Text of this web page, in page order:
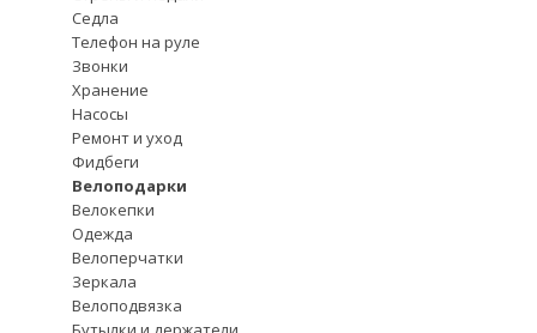
Седла
Телефон на руле
Звонки
Хранение
Насосы
Ремонт и уход
Фидбеги
Велоподарки
Велокепки
Одежда
Велоперчатки
Зеркала
Велоподвязка